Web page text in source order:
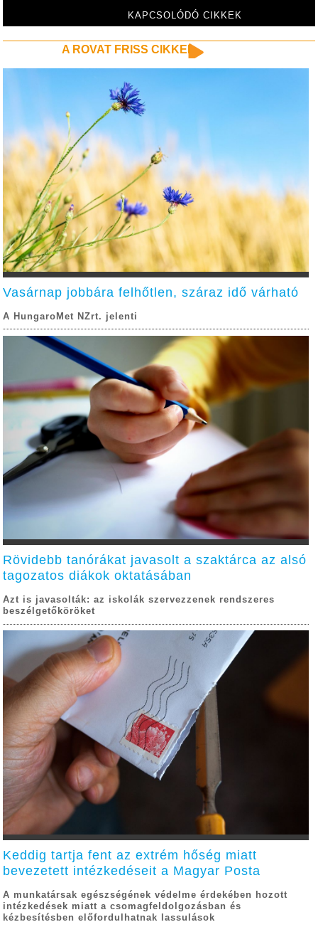
KAPCSOLÓDÓ CIKKEK
A ROVAT FRISS CIKKEI
Vasárnap jobbára felhőtlen, száraz idő várható
A HungaroMet NZrt. jelenti
Rövidebb tanórákat javasolt a szaktárca az alsó
tagozatos diákok oktatásában
Azt is javasolták: az iskolák szervezzenek rendszeres
beszélgetőköröket
Keddig tartja fent az extrém hőség miatt
bevezetett intézkedéseit a Magyar Posta
A munkatársak egészségének védelme érdekében hozott
intézkedések miatt a csomagfeldolgozásban és
kézbesítésben előfordulhatnak lassulások